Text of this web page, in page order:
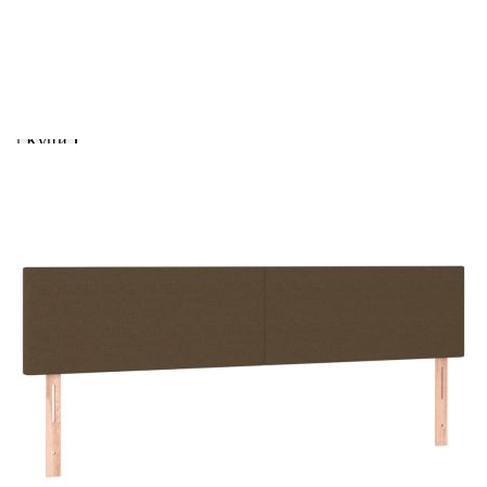
Плащане на 6 вноски. Стойността на поръчката се
разпределя в 6 равни месечни вноски с оскъпяване. За
покупки на стойност до 2000 лв. / €1022.61